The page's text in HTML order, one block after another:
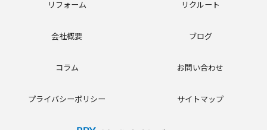
リフォーム リクルート
会社概要 ブログ
コラム お問い合わせ
プライバシーポリシー サイトマップ